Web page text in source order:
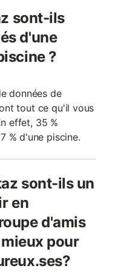
sont-ils
d'une
?
données de
tout ce qu'il vous
effet, 35 %
% d'une piscine.
sont-ils un
en
d'amis
pour